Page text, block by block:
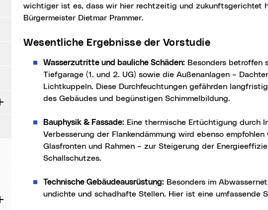
Aufklappen
Aufklappen
wichtiger ist es, dass wir hier rechtzeitig und zukunftsgerichtet
Bürgermeister Dietmar Prammer.
Wesentliche Ergebnisse der Vorstudie
Wasserzutritte und bauliche Schäden: Besonders betroffen
Tiefgarage (1. und 2. UG) sowie die Außenanlagen –
Lichtkuppeln. Diese Durchfeuchtungen gefährden
des Gebäudes und begünstigen Schimmelbildung.
Bauphysik & Fassade: Eine thermische Ertüchtigung durch
Verbesserung der Flankendämmung wird ebenso
Glasfronten und Rahmen – zur Steigerung der
Schallschutzes.
Technische Gebäudeausrüstung: Besonders im
undichte und schadhafte Stellen. Hier ist eine umfassende